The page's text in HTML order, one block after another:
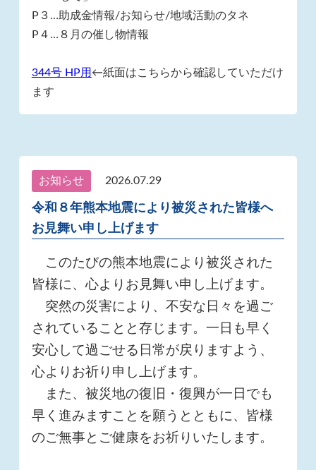
P３…助成金情報/お知らせ/地域活動のタネ
P４…８月の催し物情報
344号 HP用 ←紙面はこちらから確認していただけ
ます
お知らせ 2026.07.29
令和８年熊本地震により被災された皆様へ
お見舞い申し上げます
このたびの熊本地震により被災された
皆様に、心よりお見舞い申し上げます。
突然の災害により、不安な日々を過ご
されていることと存じます。一日も早く
安心して過ごせる日常が戻りますよう、
心よりお祈り申し上げます。
また、被災地の復旧・復興が一日でも
早く進みますことを願うとともに、皆様
のご無事とご健康をお祈りいたします。